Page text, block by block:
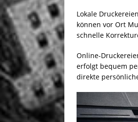
Lokale
können vor Ort
schnelle
Online-
erfolgt bequem
direkte